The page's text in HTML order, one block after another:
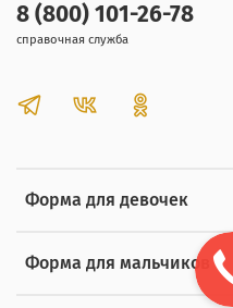
Форма для девочек
Форма для мальчиков
8 (800) 101-26-78
справочная служба